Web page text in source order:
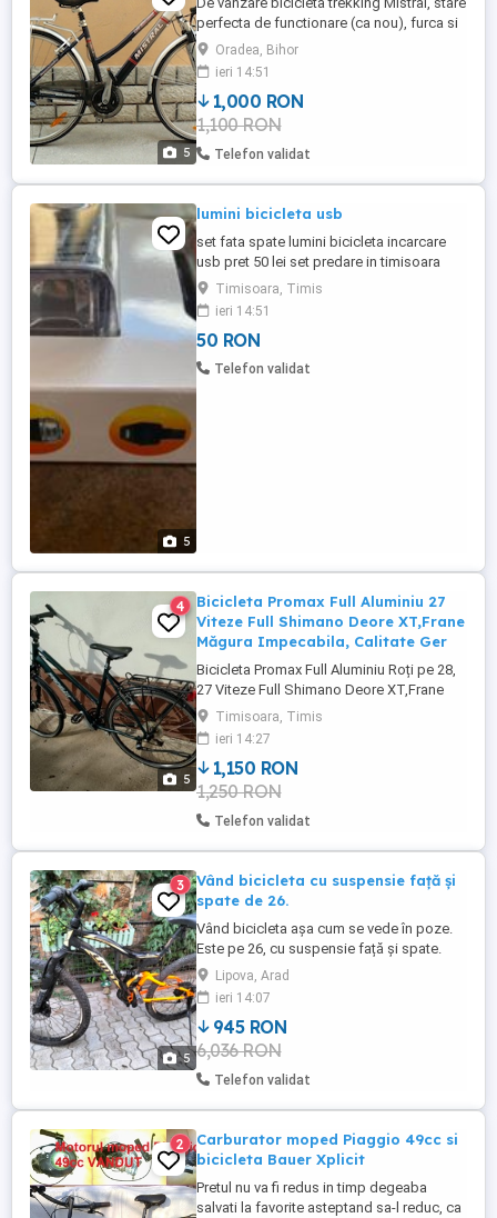
5
perfecta de functionare (ca nou), furca si
tija de șa cu amortizor, cadru din aluminiu,
schimbator shimano deore Lx cu 24 viteze
3x8, roti de 28, frane v-brake, far si stop cu
dinam in butuc, angrenaj shimano,
marimea cadrului.
Oradea, Bihor
ieri 14:51
1,000 RON
1,100 RON
Telefon validat
5
lumini bicicleta usb
set fata spate lumini bicicleta incarcare
usb pret 50 lei set predare in timisoara
zona dambovita str dreptatea nr 61 sunati
inainte
Timisoara, Timis
ieri 14:51
50 RON
Telefon validat
5
4
Bicicleta Promax Full Aluminiu 27
Viteze Full Shimano Deore XT,Frane
Măgura Impecabila, Calitate Ger
Bicicleta Promax Full Aluminiu Roți pe 28,
27 Viteze Full Shimano Deore XT,Frane
Măgura , Pompita de umflat Roti,Furcă Pe
Telescop, Lumini Față Spate Pe Dinamo În
Butuc Shimano Impecabila fără Reproș
Nouă, Calitate Germană, preț 1150 lei in
Timișoara Trimit și prin Curier!
Timisoara, Timis
ieri 14:27
1,150 RON
1,250 RON
Telefon validat
5
3
Vând bicicleta cu suspensie față și
spate de 26.
Vând bicicleta așa cum se vede în poze.
Este pe 26, cu suspensie față și spate.
Frâne disc față și spate, rulantă puțin. Preț
180 Euro. Negociabil la fața locului. Se
preda personal, nu livrez prin curier.
Telefon: zero7patru6zero7sapte6doi2
Lipova, Arad
ieri 14:07
945 RON
6,036 RON
Telefon validat
2
Carburator moped Piaggio 49cc si
bicicleta Bauer Xplicit
Pretul nu va fi redus in timp degeaba
salvati la favorite asteptand sa-l reduc, ca